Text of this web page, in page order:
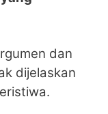
dan
dijelaskan